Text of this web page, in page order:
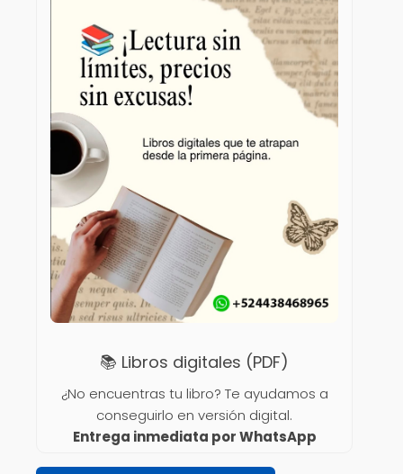
📚 Libros digitales (PDF)
¿No encuentras tu libro? Te ayudamos a
conseguirlo en versión digital.
Entrega inmediata por WhatsApp